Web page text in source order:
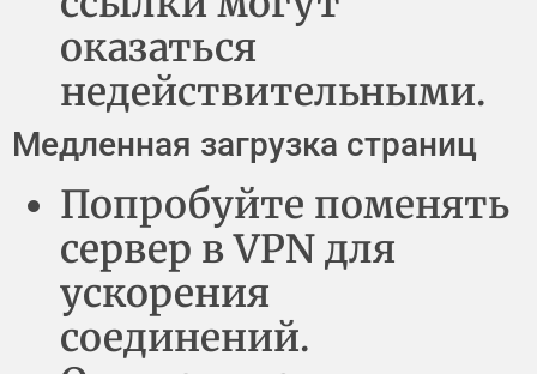
оказаться
недействительными.
Медленная загрузка страниц
Попробуйте поменять
сервер в VPN для
ускорения
соединений.